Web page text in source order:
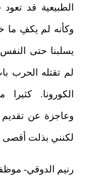
الطبيعية قد تعود
وكأنه لم يكفِ ما
يسلبنا حتى النفس
لم تقتله الحرب
الكورونا.
وعاجزة عن
لكنني بذلت
رنيم الدوقي-